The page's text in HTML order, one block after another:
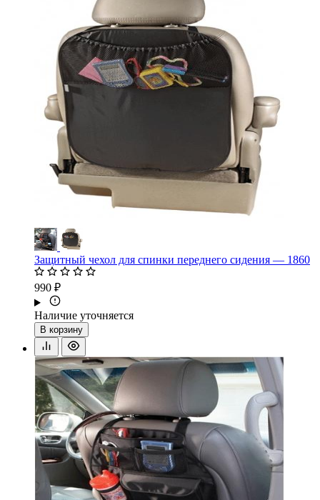
Защитный чехол для спинки переднего сидения — 1860
990 ₽
Наличие уточняется
В корзину